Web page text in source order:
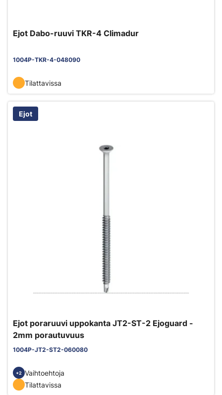
Ejot Dabo-ruuvi TKR-4 Climadur
1004P-TKR-4-048090
Tilattavissa
Ejot
Ejot poraruuvi uppokanta JT2-ST-2 Ejoguard -
2mm porautuvuus
1004P-JT2-ST2-060080
+2
Vaihtoehtoja
Tilattavissa